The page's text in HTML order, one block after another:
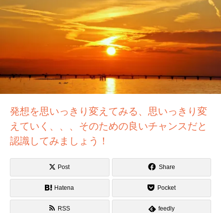
発想を思いっきり変えてみる、思いっきり変
えていく、、、そのための良いチャンスだと
認識してみましょう！
Post Share
Hatena Pocket
RSS feedly